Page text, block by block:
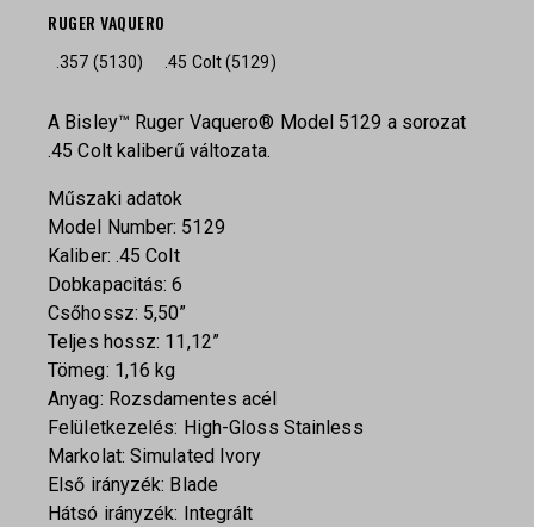
RUGER VAQUERO
.357 (5130) .45 Colt (5129)
A Bisley™ Ruger Vaquero® Model 5129 a sorozat
.45 Colt kaliberű változata.
Műszaki adatok
Model Number: 5129
Kaliber: .45 Colt
Dobkapacitás: 6
Csőhossz: 5,50”
Teljes hossz: 11,12”
Tömeg: 1,16 kg
Anyag: Rozsdamentes acél
Felületkezelés: High-Gloss Stainless
Markolat: Simulated Ivory
Első irányzék: Blade
Hátsó irányzék: Integrált